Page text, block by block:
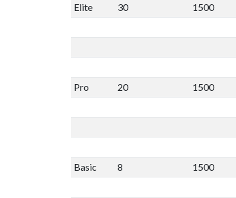
Elite
30 1500
Pro
20 1500
Basic
8 1500